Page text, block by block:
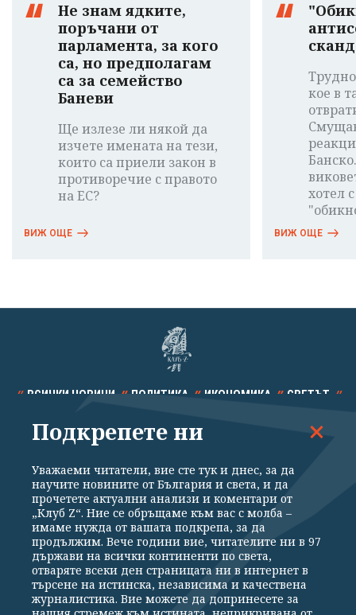
Не знам ядките,
поръчани от
парламента, за кого
са, но предполагам
са за семейство
Баневи
Ще излезе ли някой да
изчете имената на тези,
които са приели закон в
противоречие с правото
на ЕС?
ВИЖ ОЩЕ
кое в
хотел
ВИЖ ОЩЕ
ВСИЧКИ НОВИНИ ПОЛИТИКА ИКОНОМИКА СВЕТЪТ
СПОРТ КУЛТУРА ТЕХНОЛОГИИ КАЛЕЙДОСКОП
Общи условия
Политика за поверителност
Реклама
Партньори Контакти
За Клуб Z
Екип
Подкрепете ни
Подкрепете ни
Уважаеми читатели, вие сте тук и днес, за да
научите новините от България и света, и да
прочетете актуални анализи и коментари от
„Клуб Z“. Ние се обръщаме към вас с молба –
имаме нужда от вашата подкрепа, за да
продължим. Вече години вие, читателите ни в 97
държави на всички континенти по света,
отваряте всеки ден страницата ни в интернет в
търсене на истинска, независима и качествена
журналистика. Вие можете да допринесете за